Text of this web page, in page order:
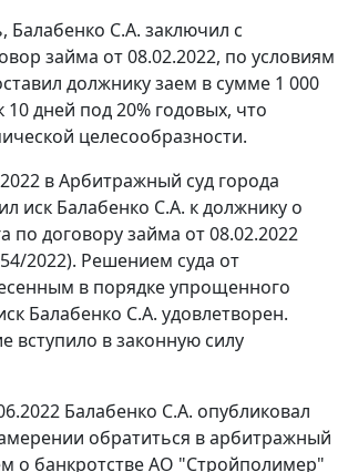
Балабенко С.А. заключил с
займа от 08.02.2022, по условиям
должнику заем в сумме 1 000
10 дней под 20% годовых, что
целесообразности.
в Арбитражный суд города
иск Балабенко С.А. к должнику о
по договору займа от 08.02.2022
2022). Решением суда от
в порядке упрощенного
Балабенко С.А. удовлетворен.
вступило в законную силу
Балабенко С.А. опубликовал
обратиться в арбитражный
о банкротстве АО "Стройполимер"